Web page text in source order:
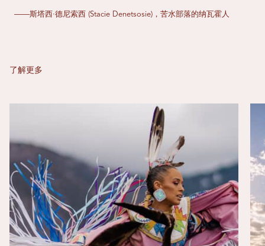
——斯塔西·德尼索西 (Stacie Denetsosie)，苦水部落的纳瓦霍人
了解更多